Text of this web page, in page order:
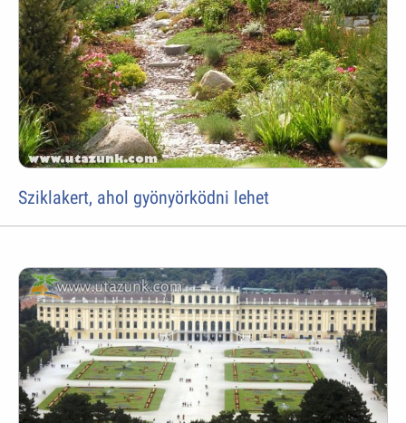
Sziklakert, ahol gyönyörködni lehet